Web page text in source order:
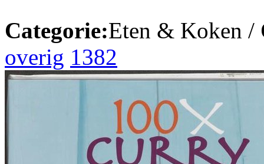
Categorie:Eten & Koken /
overig 1382